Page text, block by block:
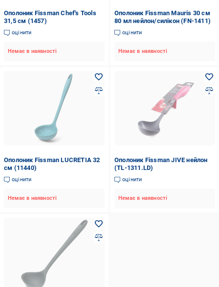
Ополоник Fissman Chef's Tools
31,5 см (1457)
оцінити
Немає в наявності
Ополоник Fissman Mauris 30 см
80 мл нейлон/силікон (FN-1411)
оцінити
Немає в наявності
Ополоник Fissman LUCRETIA 32
см (11440)
оцінити
Немає в наявності
Ополоник Fissman JIVE нейлон
(TL-1311.LD)
оцінити
Немає в наявності